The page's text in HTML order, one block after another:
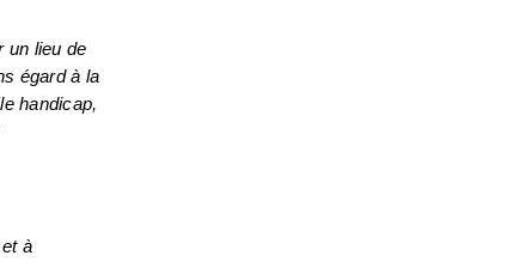
un lieu de
égard à la
handicap,
à